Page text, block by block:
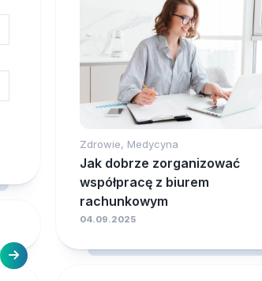
Zdrowie, Medycyna
Jak dobrze zorganizować
współpracę z biurem
rachunkowym
04.09.2025